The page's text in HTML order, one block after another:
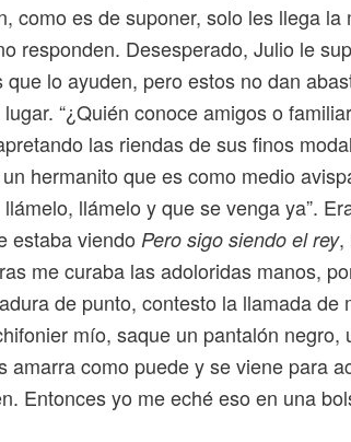
como es de suponer, solo les llega
responden. Desesperado, Julio le
que lo ayuden, pero estos no dan
“¿Quién conoce amigos o
las riendas de sus finos
hermanito que es como medio
llámelo y que se venga ya”.
estaba viendo Pero sigo siendo el rey,
me curaba las adoloridas manos,
de punto, contesto la llamada de
mío, saque un pantalón negro,
amarra como puede y se viene para
Entonces yo me eché eso en una